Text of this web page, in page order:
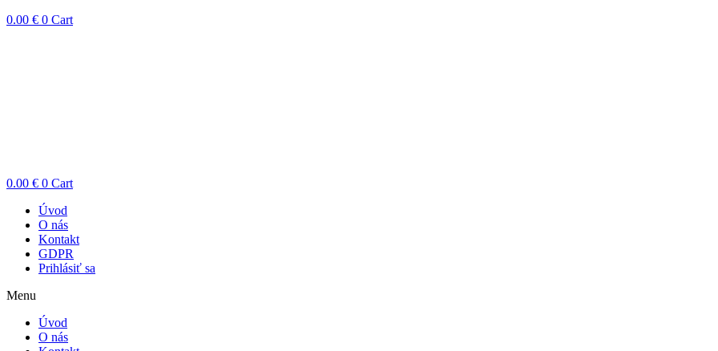
0.00 € 0 Cart
0.00 € 0 Cart
Úvod
O nás
Kontakt
GDPR
Prihlásiť sa
Menu
Úvod
O nás